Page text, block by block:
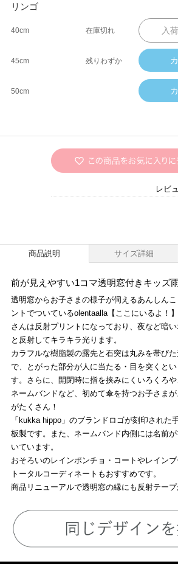
リンゴ
40cm 在庫切れ
45cm 残りわずか
50cm
レビ
商品説明 サイズ詳細
前が見えやすい1コマ透明窓付きキッズ
透明窓からお子さまの様子が伺えるあんしん
ントでついているolentaalla【ここにいるよ！
さんは反射プリントになっており、夜など暗
と反射してキラキラ光ります。
カラフルな樹脂製の露先と石突は丸みを帯び
で、とがった部分が人に当たる・目を突くと
す。さらに、開閉時に指を挟みにくいろくろ
ネームバンドなど、初めて傘を持つお子さま
がたくさん！
「kukka hippo」のブランドロゴが刻印された
板製です。また、ネームバンド内側には名前
いています。
おそろいのレインポンチョ・コートやレイン
トータルコーディネートもおすすめです。
商品リニューアルで透明窓の縁にも反射テープ